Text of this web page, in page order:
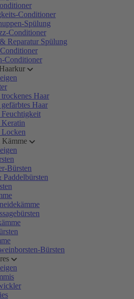
Conditioner
Spülung
Conditioner
Reparatur Spülung
Conditioner
Haar
Haar
Kämme
Bürsten
Paddelbürsten
Bürsten